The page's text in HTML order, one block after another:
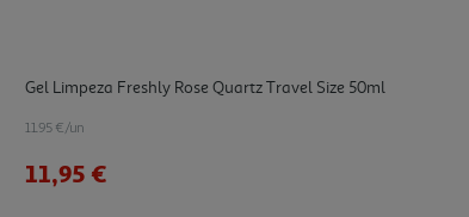
Gel Limpeza Freshly Rose Quartz Travel Size 50ml
11.95 €/un
11,95 €